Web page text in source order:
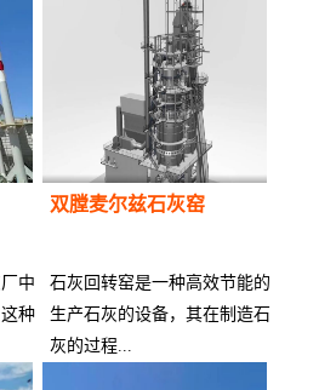
中
种
双膛麦尔兹石灰窑
石灰回转窑是一种高效节能的
生产石灰的设备，其在制造石
灰的过程...